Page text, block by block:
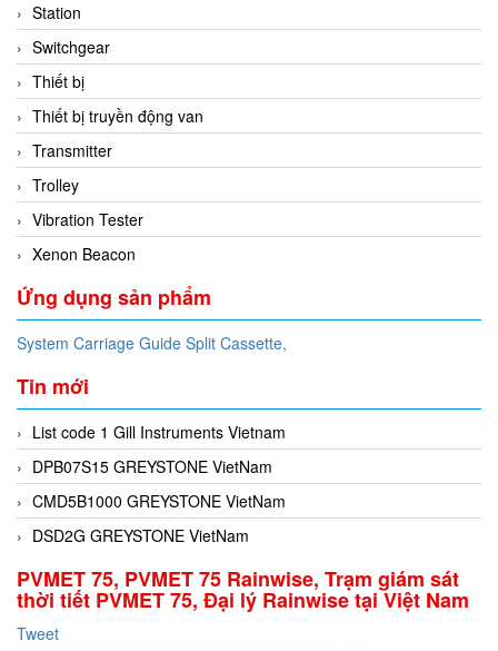
Station
Switchgear
Thiết bị
Thiết bị truyền động van
Transmitter
Trolley
Vibration Tester
Xenon Beacon
Ứng dụng sản phẩm
System Carriage Guide Split Cassette,
Tin mới
List code 1 Gill Instruments Vietnam
DPB07S15 GREYSTONE VietNam
CMD5B1000 GREYSTONE VietNam
DSD2G GREYSTONE VietNam
PVMET 75, PVMET 75 Rainwise, Trạm giám sát
thời tiết PVMET 75, Đại lý Rainwise tại Việt Nam
Tweet